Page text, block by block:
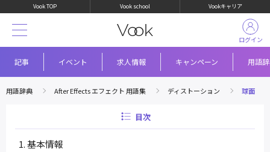
Vook TOP Vook school Vookキャリア
記事 イベント 求人情報 キャンペーン 用語
ログイン
用語辞典 After Effects エフェクト 用語集 ディストーション 球面
目次
基本情報